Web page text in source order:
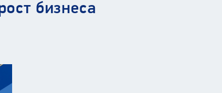
бизнеса